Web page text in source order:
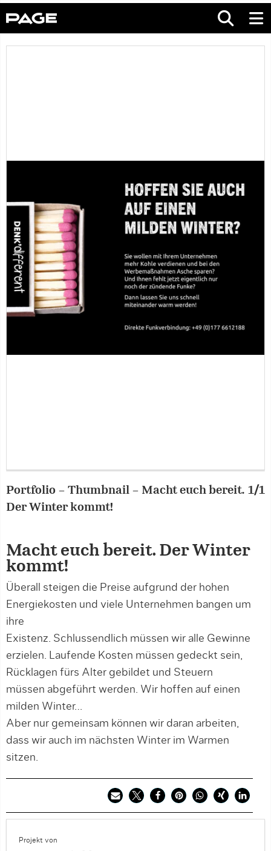
Portfolio – Thumbnail – Macht euch bereit.
Der Winter kommt!
1/1
Macht euch bereit. Der Winter
kommt!
Überall steigen die Preise aufgrund der hohen
Energiekosten und viele Unternehmen bangen um
ihre
Existenz. Schlussendlich müssen wir alle Gewinne
erzielen. Laufende Kosten müssen gedeckt sein,
Rücklagen fürs Alter gebildet und Steuern
müssen abgeführt werden. Wir hoffen auf einen
milden Winter…
Aber nur gemeinsam können wir daran arbeiten,
dass wir auch im nächsten Winter im Warmen
sitzen.
Projekt von